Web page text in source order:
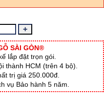
SÀI GÒN®
lắp đặt trọn gói.
thành HCM (trên 4 bộ).
trị giá 250.000đ.
vụ Bảo hành 5 năm.